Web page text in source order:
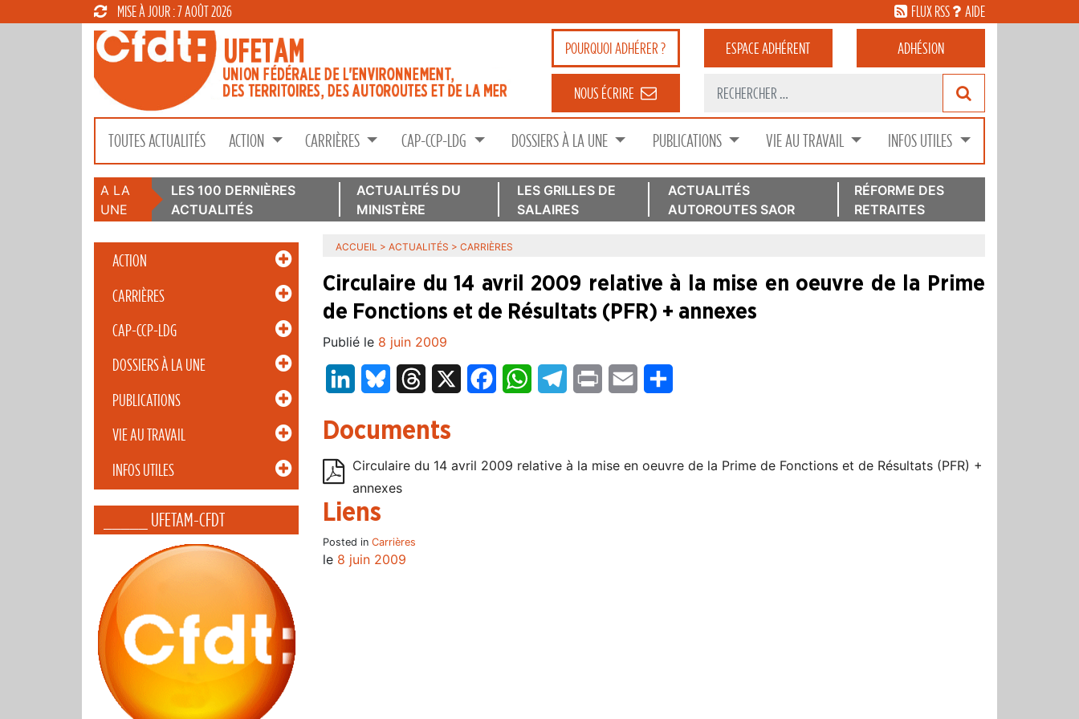
MISE À JOUR : 7 AOÛT 2026 FLUX RSS AIDE
POURQUOIADHÉRER ? ESPACEADHÉRENT ADHÉSION
NOUS ÉCRIRE
TOUTES ACTUALITÉS ACTION CARRIÈRES CAP-CCP-LDG DOSSIERS À LA UNE PUBLICATIONS VIE AU TRAVAIL INFOS UTILES
A LA
UNE
LES 100 DERNIÈRES
ACTUALITÉS
ACTUALITÉS DU
MINISTÈRE
LES GRILLES DE
SALAIRES
ACTUALITÉS
AUTOROUTES SAOR
RÉFORME DES
RETRAITES
ACTION
CARRIÈRES
CAP-CCP-LDG
DOSSIERS À LA UNE
PUBLICATIONS
VIE AU TRAVAIL
INFOS UTILES
_____ UFETAM-CFDT
ACCUEIL > ACTUALITÉS > CARRIÈRES
Circulaire du 14 avril 2009 relative à la mise en oeuvre de la Prime
de Fonctions et de Résultats (PFR) + annexes
Publié le 8 juin 2009
LinkedInBluesky Threads FacebookWhatsAppTelegram
Print Email
Documents
Circulaire du 14 avril 2009 relative à la mise en oeuvre de la Prime de Fonctions et de Résultats (PFR) +
annexes
Liens
Posted in Carrières
le 8 juin 2009